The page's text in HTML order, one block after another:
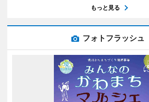
もっと見る
フォトフラッシュ